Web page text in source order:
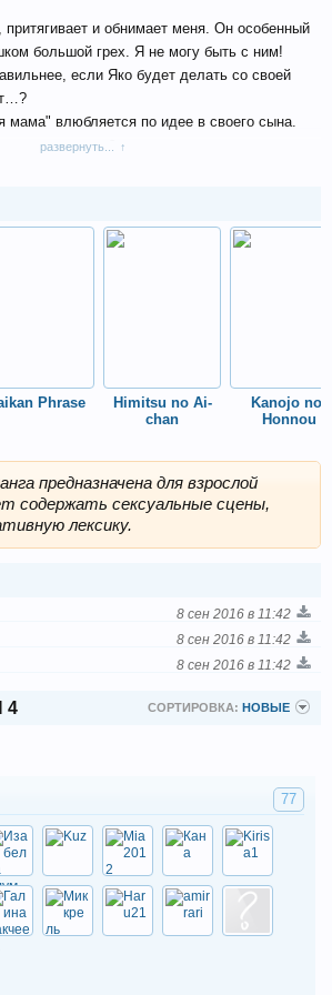
и обнимает меня. Он особенный
большой грех. Я не могу быть с ним!
если Яко будет делать со своей
мама" влюбляется по идее в своего сына.
но что будет дальше
развернуть...
Phrase
Himitsu no Ai-
chan
Kanojo no
Honnou
предназначена для взрослой
содержать сексуальные сцены,
лексику.
8 сен 2016 в 11:42
8 сен 2016 в 11:42
8 сен 2016 в 11:42
4 СОРТИРОВКА: НОВЫЕ
77